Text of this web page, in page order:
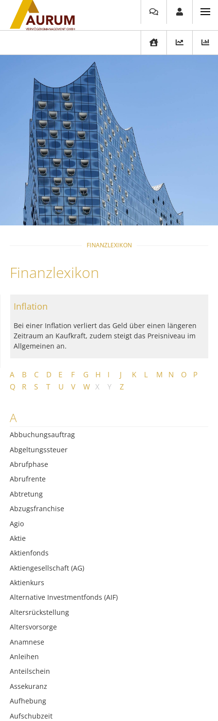
FINANZLEXIKON
Finanzlexikon
A B C D E F G H I J K L M N O
P
Q
R S T U V W X Y Z
A
Abbuchungsauftrag
Abgeltungssteuer
Abrufphase
Abrufrente
Abtretung
Abzugsfranchise
Agio
Aktie
Aktienfonds
Aktiengesellschaft (AG)
Aktienkurs
Alternative Investmentfonds (AIF)
Altersrückstellung
Altersvorsorge
Anamnese
Anleihen
Anteilschein
Assekuranz
Aufhebung
Aufschubzeit
Inflation
Bei einer Inflation verliert das Geld über einen längeren
Zeitraum an Kaufkraft, zudem steigt das Preisniveau im
Allgemeinen an.